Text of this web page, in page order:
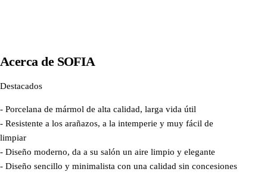
Acerca de SOFIA
Destacados
- Porcelana de mármol de alta calidad, larga vida útil
- Resistente a los arañazos, a la intemperie y muy fácil de
limpiar
- Diseño moderno, da a su salón un aire limpio y elegante
- Diseño sencillo y minimalista con una calidad sin concesiones